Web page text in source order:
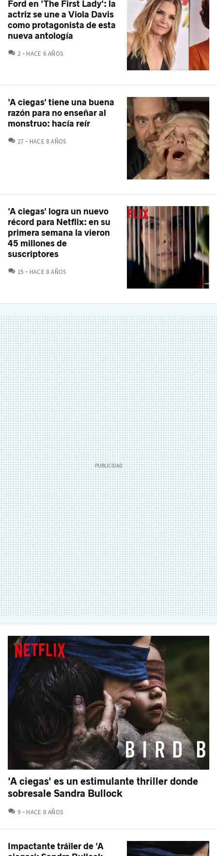
Ford en 'The First Lady': la
actriz se une a Viola Davis
como protagonista de esta
nueva antología
2 COMENTARIOS
HACE 6 AÑOS
'A ciegas' tiene una buena
razón para no enseñar al
monstruo: hacía reír
27 COMENTARIOS
HACE 8 AÑOS
'A ciegas' logra un nuevo
récord para Netflix: en su
primera semana la vieron
45 millones de
suscriptores
15 COMENTARIOS
HACE 8 AÑOS
'A ciegas' es un estimulante thriller donde
sobresale Sandra Bullock
9 COMENTARIOS
HACE 8 AÑOS
Impactante tráiler de 'A